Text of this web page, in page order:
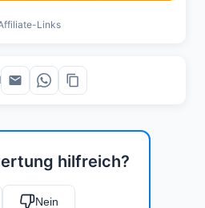
hilfreich?
Nein
Links